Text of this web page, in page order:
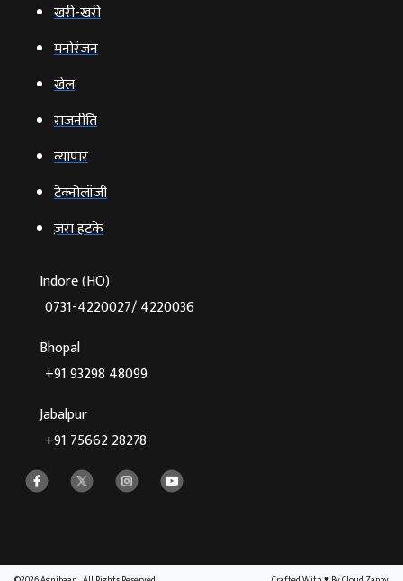
खरी-खरी
मनोरंजन
खेल
राजनीति
व्‍यापार
टेक्‍नोलॉजी
ज़रा हटके
Indore (HO)
0731-4220027/ 4220036
Bhopal
+91 93298 48099
Jabalpur
+91 75662 28278